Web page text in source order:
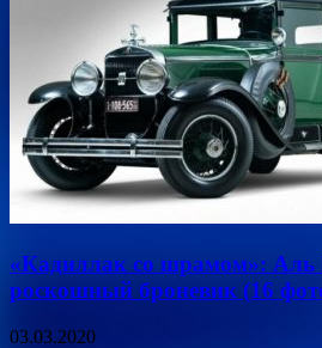
«Кадиллак со шрамом»: Аль
роскошный броневик (16
03.03.2020